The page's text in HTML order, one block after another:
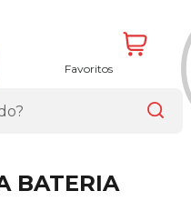
Favoritos
BATERIA